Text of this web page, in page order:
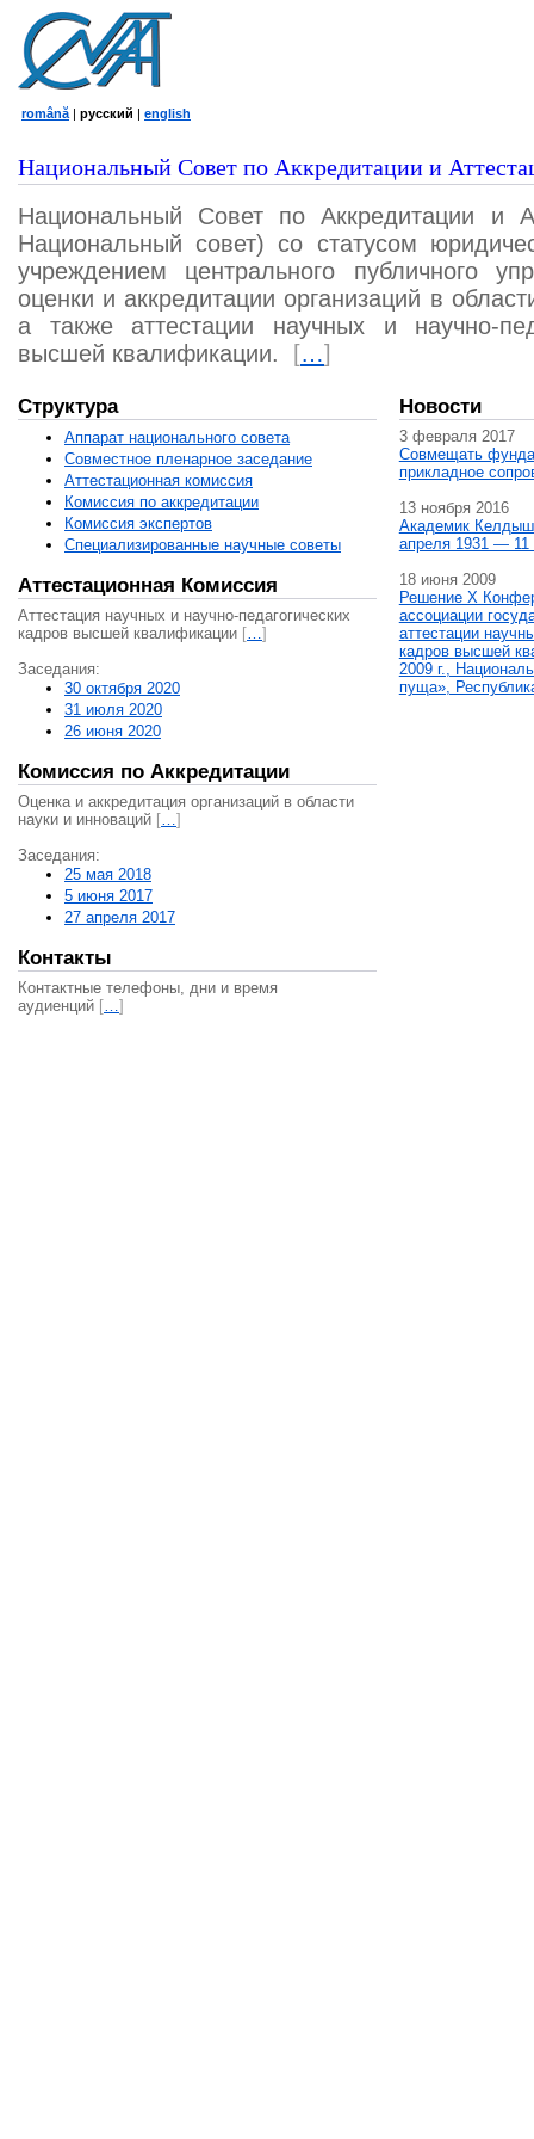
română | русский | english
Национальный Совет по Аккредитации и
Национальный Совет по Аккредитации и
Национальный совет) со статусом
учреждением центрального публичного
оценки и аккредитации организаций в
а также аттестации научных и научно-
высшей квалификации.
[…]
Структура
Аппарат национального совета
Совместное пленарное заседание
Аттестационная комисcия
Комиссия по аккредитации
Комиссия экспертов
Специализированные научные советы
Аттестационная Комиссия
Аттестация научных и научно-педагогических
кадров высшей квалификации […]
Заседания:
30 октября 2020
31 июля 2020
26 июня 2020
Комиссия по Аккредитации
Оценка и аккредитация организаций в области
науки и инноваций […]
Заседания:
25 мая 2018
5 июня 2017
27 апреля 2017
Контакты
Контактные телефоны, дни и время
аудиенций […]
Новости
3 февраля 2017
Совмещать
прикладное
13 ноября 2016
Академик
апреля 1931 — 11
18 июня 2009
Решение X
ассоциации
аттестации
кадров высшей
2009 г.,
пуща»,